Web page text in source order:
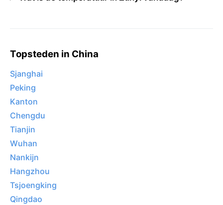
Topsteden in China
Sjanghai
Peking
Kanton
Chengdu
Tianjin
Wuhan
Nankijn
Hangzhou
Tsjoengking
Qingdao